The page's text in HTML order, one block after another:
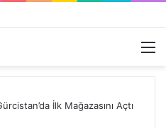
Arama
İlk Mağazasını Açtı